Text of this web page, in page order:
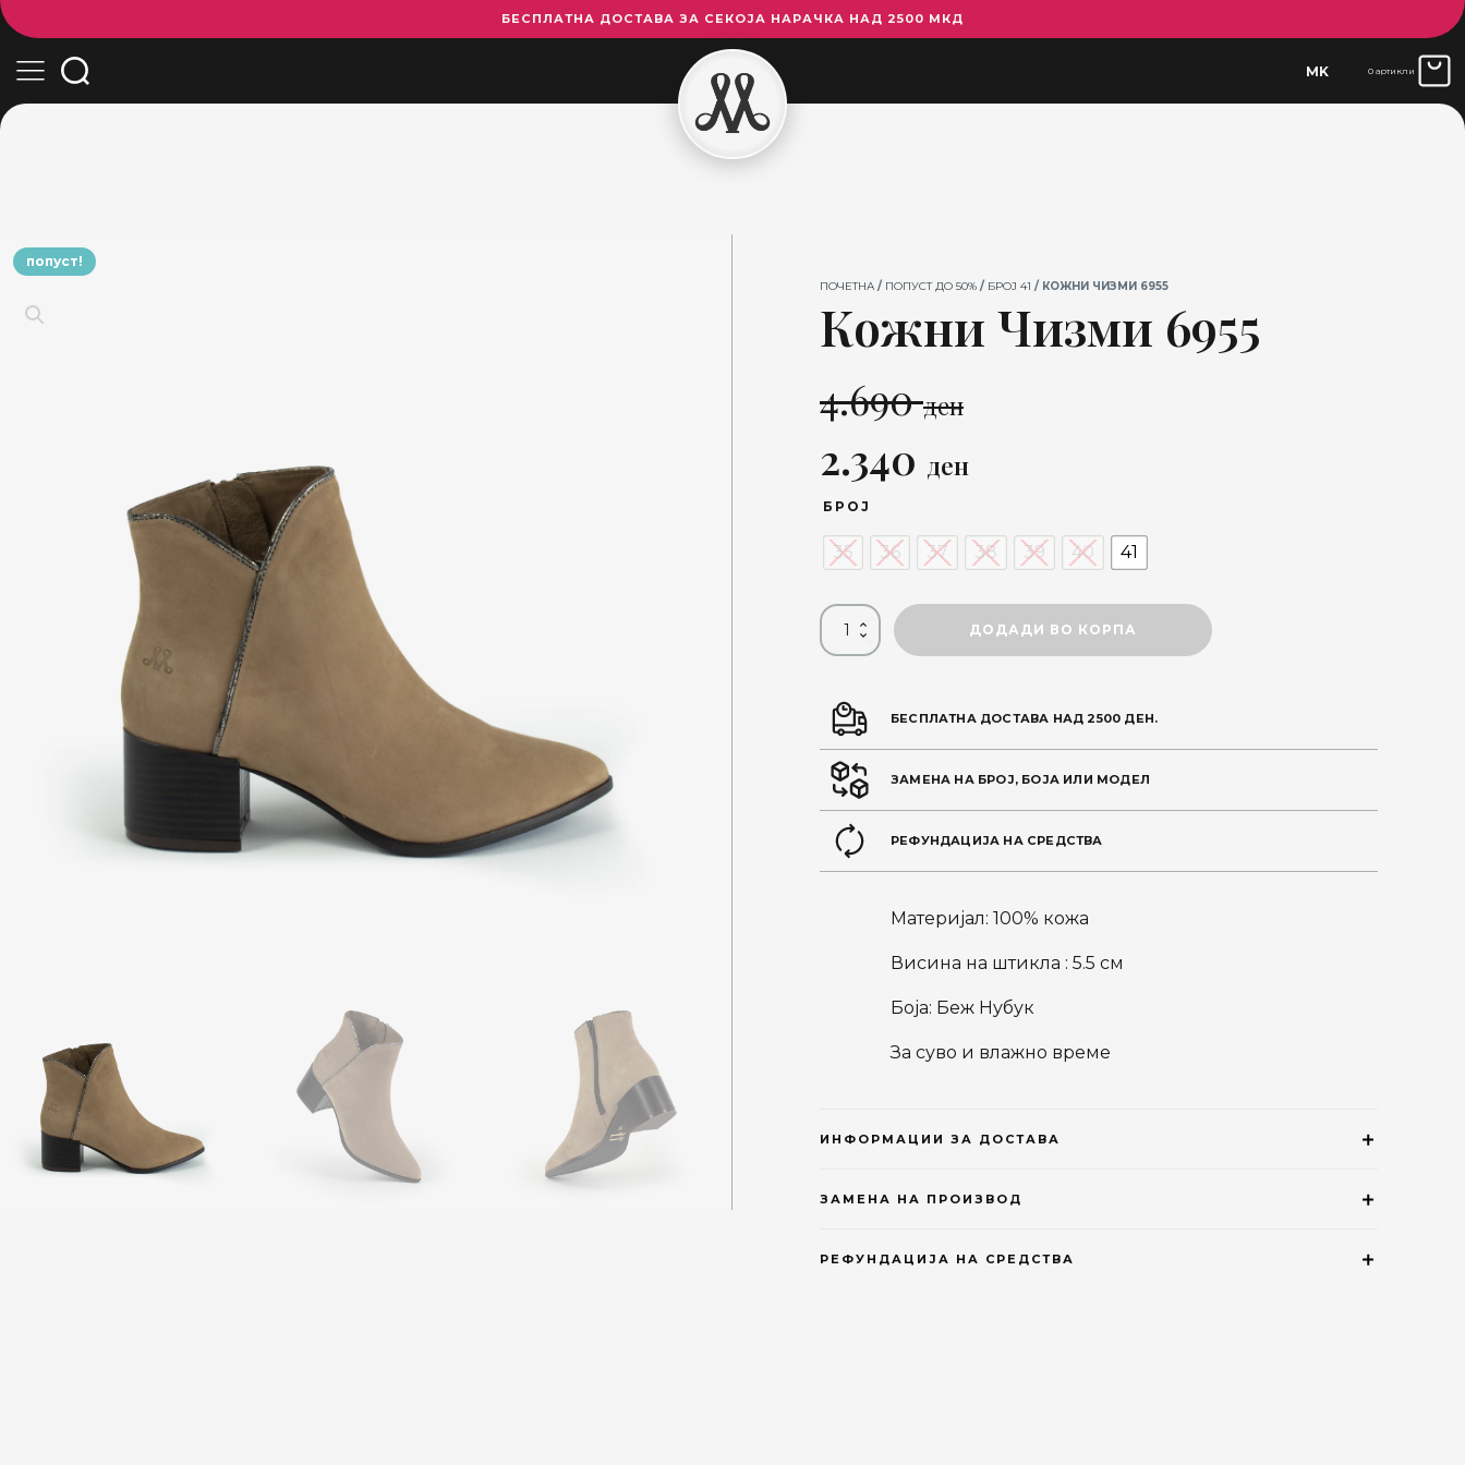
БЕСПЛАТНА ДОСТАВА ЗА СЕКОЈА НАРАЧКА НАД 2500 МКД
MK 0 артикли
попуст!
ПОЧЕТНА / ПОПУСТ ДО 50% / БРОЈ 41 / КОЖНИ ЧИЗМИ 6955
Кожни Чизми 6955
4.690ден
Original
price
was:
4.690 ден.
2.340 денCurrent
is:
2.340 ден.
БРОЈ
35 36 37 38 39 40 41
Кожни
ДОДАДИ ВО КОРПА
БЕСПЛАТНА ДОСТАВА НАД 2500 ДЕН.
ЗАМЕНА НА БРОЈ, БОЈА ИЛИ МОДЕЛ
РЕФУНДАЦИЈА НА СРЕДСТВА
Материјал: 100% кожа
Висина на штикла : 5.5 см
Боја: Беж Нубук
За суво и влажно време
ИНФОРМАЦИИ ЗА ДОСТАВА
ЗАМЕНА НА ПРОИЗВОД
РЕФУНДАЦИЈА НА СРЕДСТВА